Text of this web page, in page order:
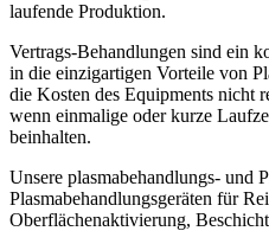
laufende Produktion.
Vertrags-Behandlungen sind ein
in die einzigartigen Vorteile von
die Kosten des Equipments nicht
wenn einmalige oder kurze
beinhalten.
Unsere plasmabehandlungs- und
Plasmabehandlungsgeräten für
Oberflächenaktivierung,